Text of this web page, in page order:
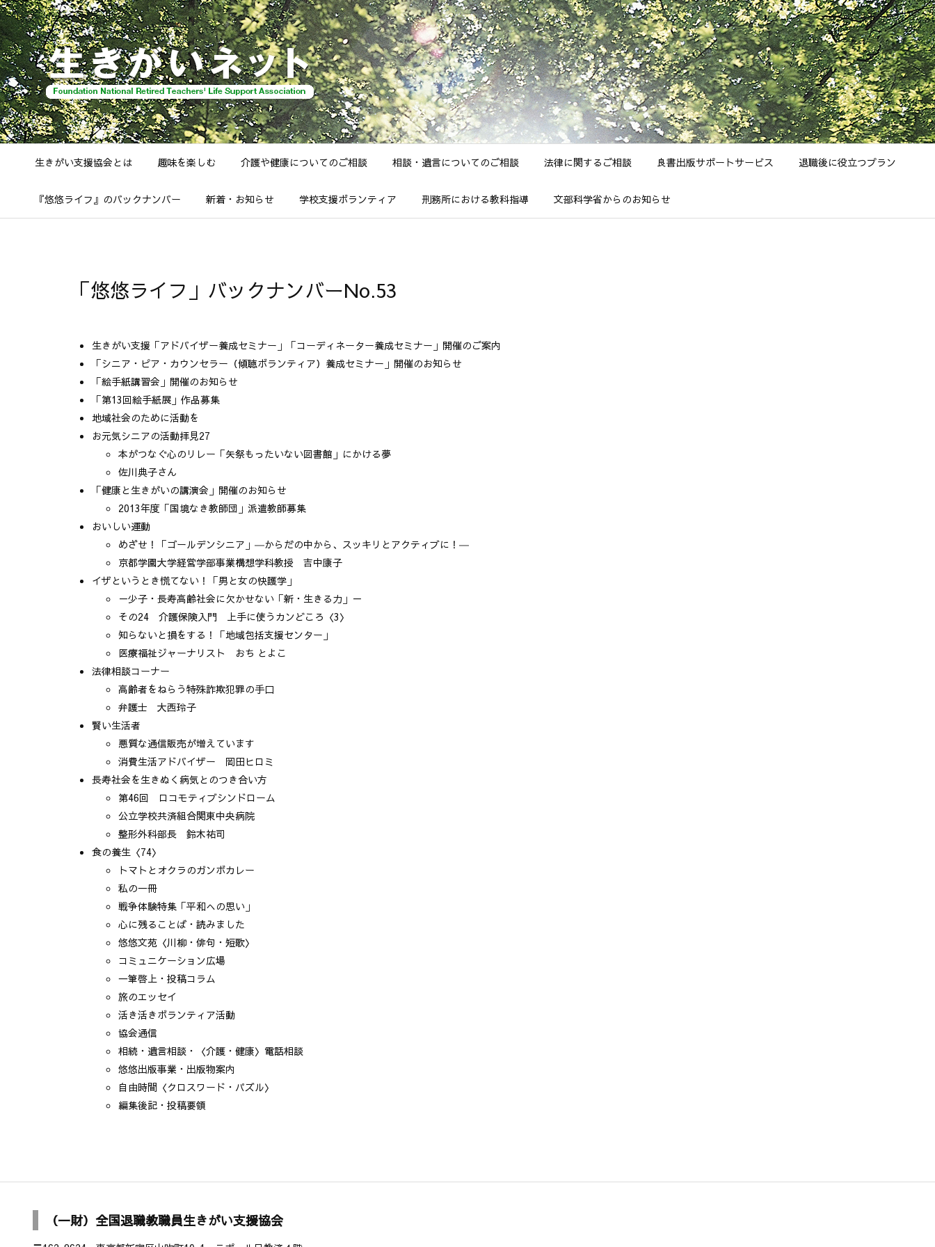
生きがい支援協会とは 趣味を楽しむ 介護や健康についてのご相談 相談・遺言についてのご相談 法律に関するご相談 良書出版サポートサービス 退職後に役立つプラン
『悠悠ライフ』のバックナンバー 新着・お知らせ 学校支援ボランティア 刑務所における教科指導 文部科学省からのお知らせ
「悠悠ライフ」バックナンバーNo.53
生きがい支援「アドバイザー養成セミナー」「コーディネーター養成セミナー」開催のご案内
「シニア・ピア・カウンセラー（傾聴ボランティア）養成セミナー」開催のお知らせ
「絵手紙講習会」開催のお知らせ
「第13回絵手紙展」作品募集
地域社会のために活動を
お元気シニアの活動拝見27
本がつなぐ心のリレー「矢祭もったいない図書館」にかける夢
佐川典子さん
「健康と生きがいの講演会」開催のお知らせ
2013年度「国境なき教師団」派遣教師募集
おいしい運動
めざせ！「ゴールデンシニア」―からだの中から、スッキリとアクティブに！―
京都学園大学経営学部事業構想学科教授 吉中康子
イザというとき慌てない！「男と女の快護学」
－少子・長寿高齢社会に欠かせない「新・生きる力」－
その24 介護保険入門 上手に使うカンどころ〈3〉
知らないと損をする！「地域包括支援センター」
医療福祉ジャーナリスト おち とよこ
法律相談コーナー
高齢者をねらう特殊詐欺犯罪の手口
弁護士 大西玲子
賢い生活者
悪質な通信販売が増えています
消費生活アドバイザー 岡田ヒロミ
長寿社会を生きぬく病気とのつき合い方
第46回 ロコモティブシンドローム
公立学校共済組合関東中央病院
整形外科部長 鈴木祐司
食の養生〈74〉
トマトとオクラのガンボカレー
私の一冊
戦争体験特集「平和への思い」
心に残ることば・読みました
悠悠文苑〈川柳・俳句・短歌〉
コミュニケーション広場
一筆啓上・投稿コラム
旅のエッセイ
活き活きボランティア活動
協会通信
相続・遺言相談・〈介護・健康〉電話相談
悠悠出版事業・出版物案内
自由時間〈クロスワード・パズル〉
編集後記・投稿要領
（一財）全国退職教職員生きがい支援協会